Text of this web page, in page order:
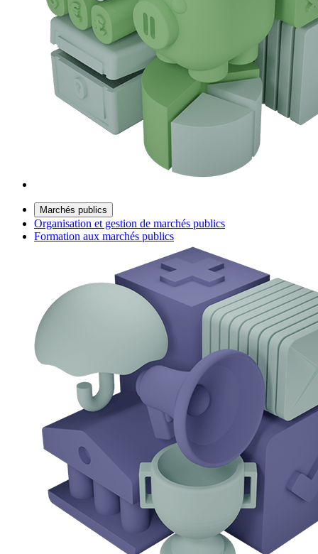
Marchés publics
Organisation et gestion de marchés publics
Formation aux marchés publics